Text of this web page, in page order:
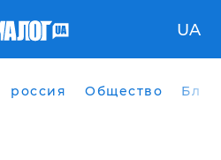
UA
россия Общество